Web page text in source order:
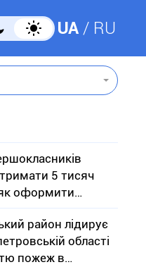
UA RU
5 тисяч
оформити
район лідирує
області
пожеж в